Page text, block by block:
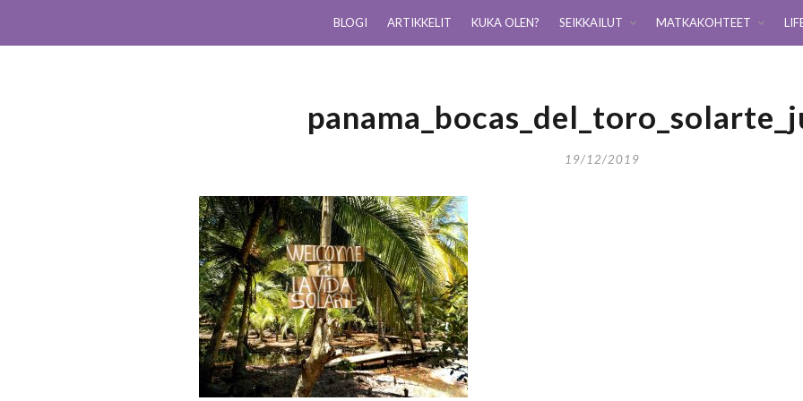
BLOGI ARTIKKELIT KUKA OLEN? SEIKKAILUT MATKAKOHTEET
19/12/2019